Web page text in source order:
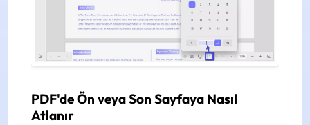
PDF'de Ön veya Son Sayfaya Nasıl
Atlanır